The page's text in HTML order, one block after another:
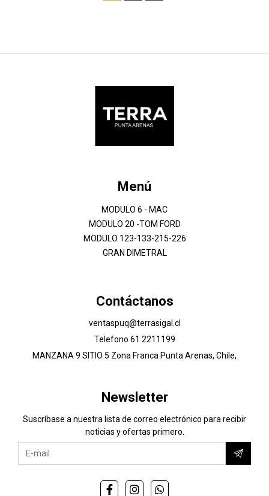
Menú
MODULO 6 - MAC
MODULO 20 -TOM FORD
MODULO 123-133-215-226
GRAN DIMETRAL
Contáctanos
ventaspuq@terrasigal.cl
Telefono 61 2211199
MANZANA 9 SITIO 5 Zona Franca Punta Arenas, Chile,
Newsletter
Suscríbase a nuestra lista de correo electrónico para recibir
noticias y ofertas primero.